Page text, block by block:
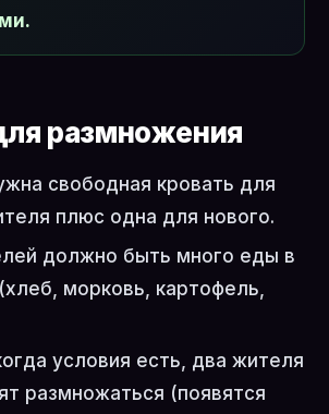
размножения
свободная кровать для
плюс одна для нового.
должно быть много еды в
морковь, картофель,
условия есть, два жителя
размножаться (появятся